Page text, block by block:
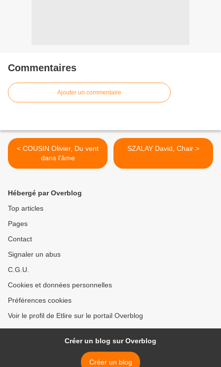
Commentaires
Ajouter un commentaire
< COUSIN Olivier, Du vent
dans l'âme
SZALAY David, Chair >
Hébergé par Overblog
Top articles
Pages
Contact
Signaler un abus
C.G.U.
Cookies et données personnelles
Préférences cookies
Voir le profil de Etlire sur le portail Overblog
Créer un blog sur Overblog
Créer un blog